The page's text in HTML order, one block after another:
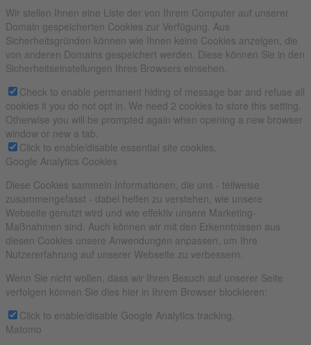
Wir stellen Ihnen eine Liste der von Ihrem Computer auf unserer
Domain gespeicherten Cookies zur Verfügung. Aus
Sicherheitsgründen können wie Ihnen keine Cookies anzeigen, die
von anderen Domains gespeichert werden. Diese können Sie in den
Sicherheitseinstellungen Ihres Browsers einsehen.
Check to enable permanent hiding of message bar and refuse all
cookies if you do not opt in. We need 2 cookies to store this setting.
Otherwise you will be prompted again when opening a new browser
window or new a tab.
Click to enable/disable essential site cookies.
Google Analytics Cookies
Diese Cookies sammeln Informationen, die uns - teilweise
zusammengefasst - dabei helfen zu verstehen, wie unsere
Webseite genutzt wird und wie effektiv unsere Marketing-
Maßnahmen sind. Auch können wir mit den Erkenntnissen aus
diesen Cookies unsere Anwendungen anpassen, um Ihre
Nutzererfahrung auf unserer Webseite zu verbessern.
Wenn Sie nicht wollen, dass wir Ihren Besuch auf unserer Seite
verfolgen können Sie dies hier in Ihrem Browser blockieren:
Click to enable/disable Google Analytics tracking.
Matomo